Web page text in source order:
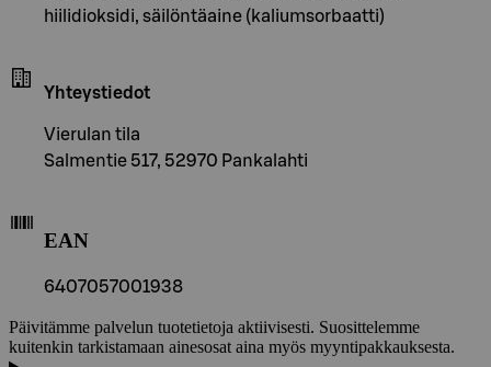
hiilidioksidi, säilöntäaine (kaliumsorbaatti)
Yhteystiedot
Vierulan tila
Salmentie 517, 52970 Pankalahti
EAN
6407057001938
Päivitämme palvelun tuotetietoja aktiivisesti. Suosittelemme
kuitenkin tarkistamaan ainesosat aina myös myyntipakkauksesta.